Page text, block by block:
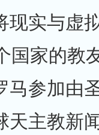
现实与虚
国家的教
马参加由
天主教新